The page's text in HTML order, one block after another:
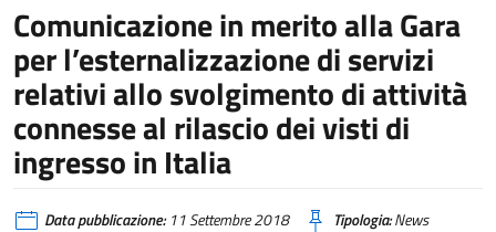
Comunicazione in merito alla Gara
per l’esternalizzazione di servizi
relativi allo svolgimento di attività
connesse al rilascio dei visti di
ingresso in Italia
Data pubblicazione:11 Settembre 2018 Tipologia:News